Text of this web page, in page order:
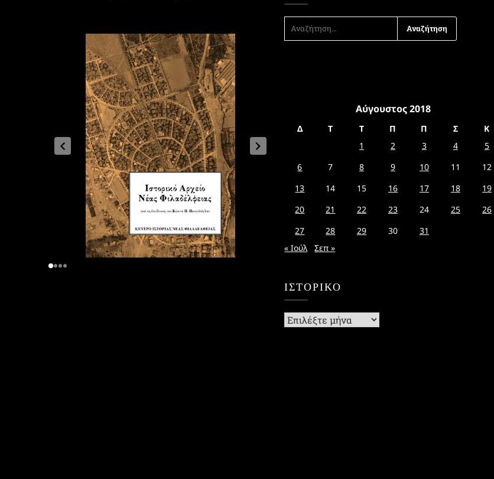
ΓΙΑ:
Αύγουστος 2018
Δ Τ Τ Π Π Σ
Κ
1
2 3 4
5
6
7 8 9 10 11
12
13
14 15 16 17 18
19
20
21 22 23 24 25
26
27
28 29 30
31
« Ιούλ
Σεπ »
ΙΣΤΟΡΙΚΌ
Ιστορικό